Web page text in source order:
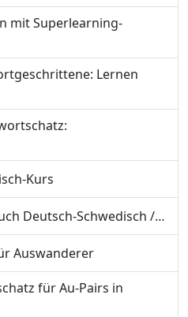
mit Superlearning-
Lernen
Kurs
Deutsch-Schwedisch /…
Auswanderer
für Au-Pairs in